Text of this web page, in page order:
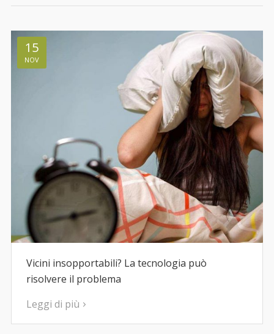
15
NOV
Vicini insopportabili? La tecnologia può
risolvere il problema
Leggi di più